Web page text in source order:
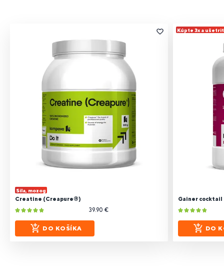
Sila, mozog
Creatine (Creapure®)
39.90 €
DO KOŠÍKA
Kúpte 3x a
Gainer cocktail
DO